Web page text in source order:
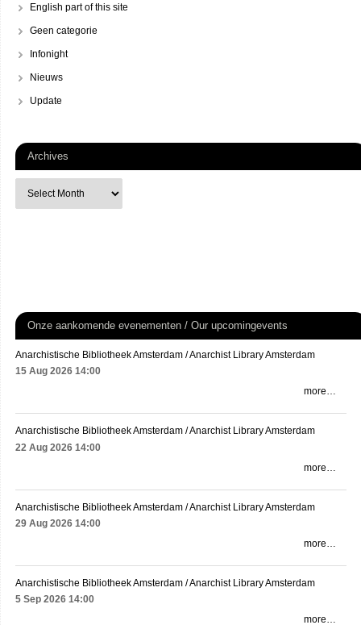
English part of this site
Geen categorie
Infonight
Nieuws
Update
Archives
Onze aankomende evenementen / Our upcomingevents
Anarchistische Bibliotheek Amsterdam / Anarchist Library Amsterdam
15 Aug 2026 14:00
more…
Anarchistische Bibliotheek Amsterdam / Anarchist Library Amsterdam
22 Aug 2026 14:00
more…
Anarchistische Bibliotheek Amsterdam / Anarchist Library Amsterdam
29 Aug 2026 14:00
more…
Anarchistische Bibliotheek Amsterdam / Anarchist Library Amsterdam
5 Sep 2026 14:00
more…